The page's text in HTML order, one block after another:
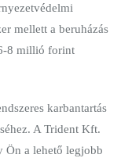
mellett a beruházás
8 millió forint
karbantartás
A Trident Kft.
Ön a lehető legjobb